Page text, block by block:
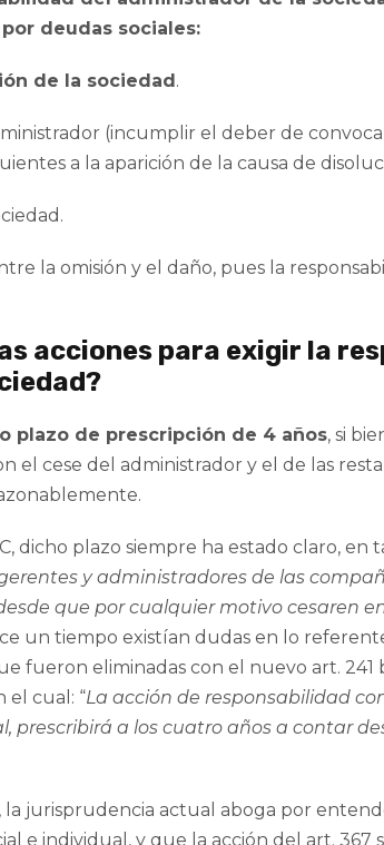
deudas sociales:
de la sociedad.
(incumplir el deber de
a la aparición de la causa de
la omisión y el daño, pues la
acciones para exigir la
plazo de prescripción de 4 años, si
el cese del administrador y el de las
dicho plazo siempre ha estado claro, en
y administradores de las
que por cualquier motivo cesaren
un tiempo existían dudas en lo
fueron eliminadas con el nuevo art.
el cual: “La acción de responsabilidad
prescribirá a los cuatro años a contar
jurisprudencia actual aboga por
e individual, y que la acción del art. 367